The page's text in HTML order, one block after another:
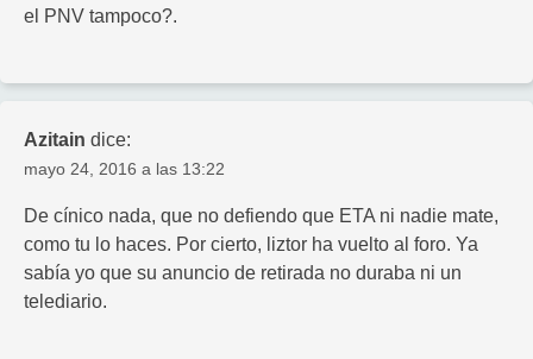
el PNV tampoco?.
Azitain dice:
mayo 24, 2016 a las 13:22
De cínico nada, que no defiendo que ETA ni nadie mate,
como tu lo haces. Por cierto, liztor ha vuelto al foro. Ya
sabía yo que su anuncio de retirada no duraba ni un
telediario.